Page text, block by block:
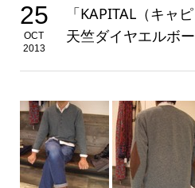
25
OCT
2013
「KAPITAL（キ
天竺ダイヤエルボ